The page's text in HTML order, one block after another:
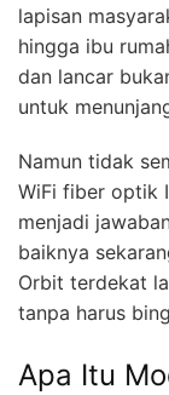
lapisan
hingga ibu
dan lancar
untuk
Namun tidak
WiFi fiber optik
menjadi
baiknya
Orbit terdekat
tanpa harus
Apa Itu